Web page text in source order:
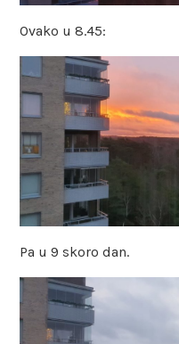
Ovako u 8.45:
Pa u 9 skoro dan.